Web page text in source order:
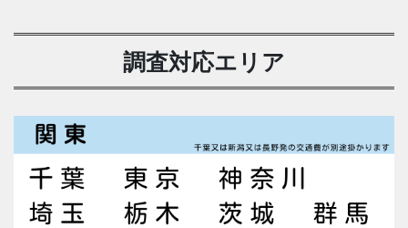
調査対応エリア